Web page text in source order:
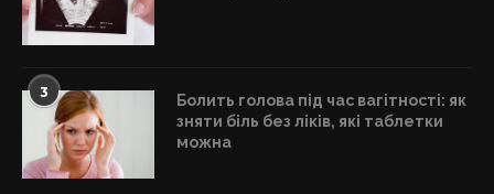
3
Болить голова під час вагітності: як
зняти біль без ліків, які таблетки
можна